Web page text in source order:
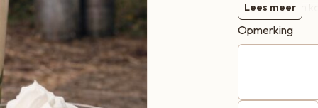
afkomstig van
Wieden en
zuivelfabriek.
Lees meer
Opmerking